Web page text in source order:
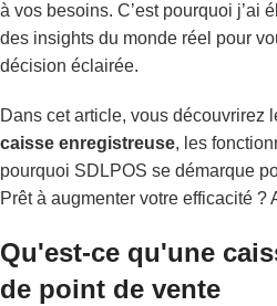
à vos besoins. C’est pourquoi j’ai
des insights du monde réel pour
décision éclairée.
Dans cet article, vous découvrirez
caisse enregistreuse, les
pourquoi SDLPOS se démarque
Prêt à augmenter votre efficacité ?
Qu'est-ce qu'une
de point de vente